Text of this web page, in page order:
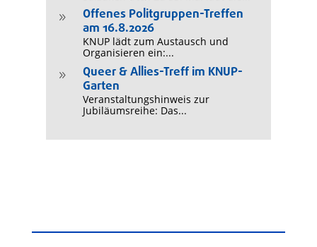
9
Offenes Politgruppen-Treffen
am 16.8.2026
KNUP lädt zum Austausch und
Organisieren ein:...
9
Queer & Allies-Treff im KNUP-
Garten
Veranstaltungshinweis zur
Jubiläumsreihe: Das...